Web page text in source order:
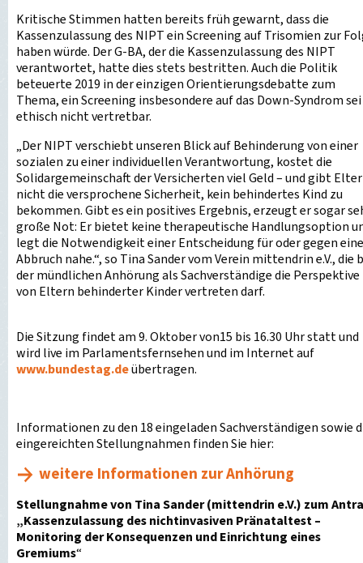
Kritische Stimmen hatten bereits früh gewarnt, dass die
Kassenzulassung des NIPT ein Screening auf Trisomien zur
haben würde. Der G-BA, der die Kassenzulassung des NIPT
verantwortet, hatte dies stets bestritten. Auch die Politik
beteuerte 2019 in der einzigen Orientierungsdebatte zum
Thema, ein Screening insbesondere auf das Down-Syndrom sei
ethisch nicht vertretbar.
„Der NIPT verschiebt unseren Blick auf Behinderung von einer
sozialen zu einer individuellen Verantwortung, kostet die
Solidargemeinschaft der Versicherten viel Geld – und gibt
nicht die versprochene Sicherheit, kein behindertes Kind zu
bekommen. Gibt es ein positives Ergebnis, erzeugt er sogar
große Not: Er bietet keine therapeutische Handlungsoption
legt die Notwendigkeit einer Entscheidung für oder gegen
Abbruch nahe.“, so Tina Sander vom Verein mittendrin e.V., die
der mündlichen Anhörung als Sachverständige die Perspektive
von Eltern behinderter Kinder vertreten darf.
Die Sitzung findet am 9. Oktober von15 bis 16.30 Uhr statt und
wird live im Parlamentsfernsehen und im Internet auf
www.bundestag.deübertragen.
Informationen zu den 18 eingeladen Sachverständigen sowie
eingereichten Stellungnahmen finden Sie hier:
weitere Informationen zur Anhörung
Stellungnahme von Tina Sander (mittendrin e.V.) zum
„Kassenzulassung des nichtinvasiven Pränataltest –
Monitoring der Konsequenzen und Einrichtung eines
Gremiums“